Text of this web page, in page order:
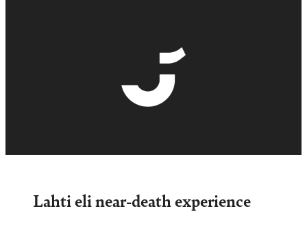
Lahti eli near-death experience